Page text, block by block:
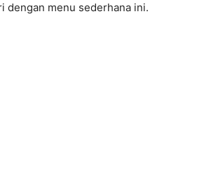
dengan menu sederhana ini.